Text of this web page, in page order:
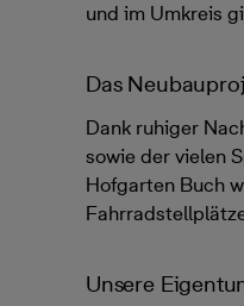
und im Umkreis
Das
Dank ruhiger
sowie der vielen
Hofgarten Buch
Unsere